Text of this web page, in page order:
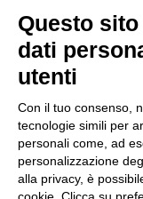
Amministrazione
Dichiarazione di
Seguici su:
Indirizzo:Via Gaetano
Centralino:0114053925
Posta elettronica
Codice fiscale:
Questo
dati
utenti
Con il tuo consenso,
tecnologie simili per
personali come, ad
personalizzazione
alla privacy, è